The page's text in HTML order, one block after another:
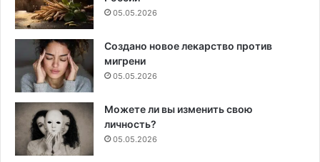
05.05.2026
Создано новое лекарство против
мигрени
05.05.2026
Можете ли вы изменить свою
личность?
05.05.2026